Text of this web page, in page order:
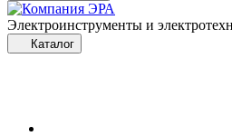
Электроинструменты и
Каталог